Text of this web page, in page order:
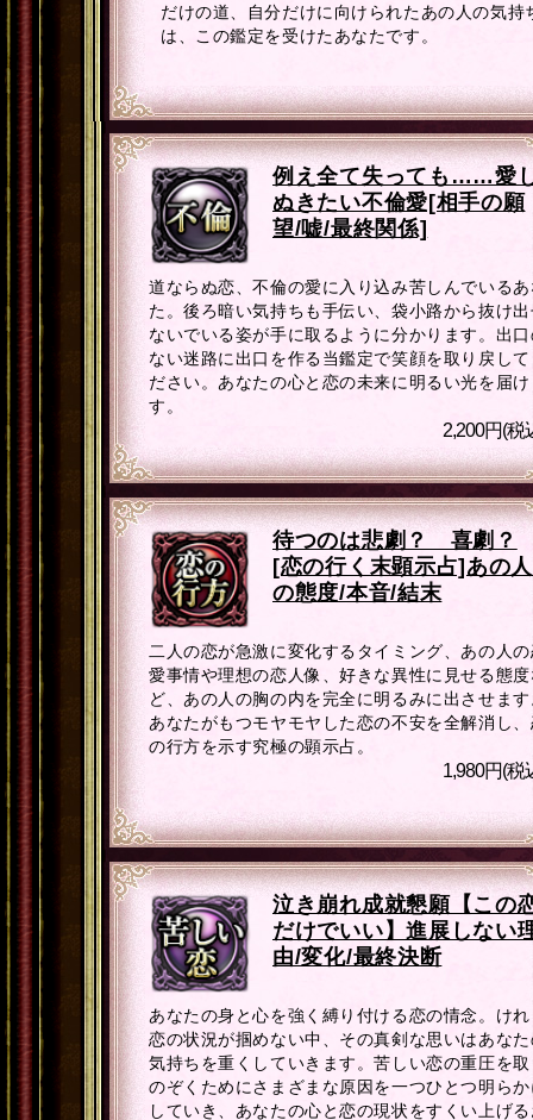
だけの道、自分だけに向けられたあの人の気
は、この鑑定を受けたあなたです。
例え全て失っても……愛
ぬきたい不倫愛[相手の願
望/嘘/最終関係]
道ならぬ恋、不倫の愛に入り込み苦しんでいる
た。後ろ暗い気持ちも手伝い、袋小路から抜け
ないでいる姿が手に取るように分かります。出
ない迷路に出口を作る当鑑定で笑顔を取り戻し
ださい。あなたの心と恋の未来に明るい光を届
す。
2,200円(税
待つのは悲劇？ 喜劇？
[恋の行く末顕示占]あの人
の態度/本音/結末
二人の恋が急激に変化するタイミング、あの人
愛事情や理想の恋人像、好きな異性に見せる態
ど、あの人の胸の内を完全に明るみに出させま
あなたがもつモヤモヤした恋の不安を全解消し
の行方を示す究極の顕示占。
1,980円(税
泣き崩れ成就懇願【この
だけでいい】進展しない
由/変化/最終決断
あなたの身と心を強く縛り付ける恋の情念。け
恋の状況が掴めない中、その真剣な思いはあな
気持ちを重くしていきます。苦しい恋の重圧を
のぞくためにさまざまな原因を一つひとつ明ら
していき、あなたの心と恋の現状をすくい上げ